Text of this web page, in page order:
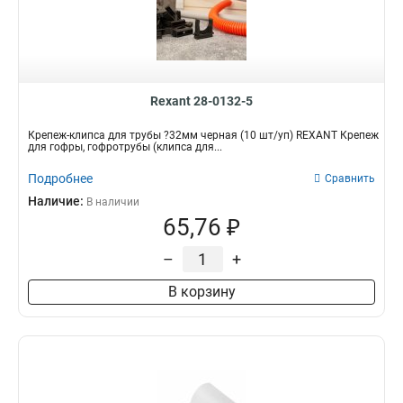
Rexant 28-0132-5
Крепеж-клипса для трубы ?32мм черная (10 шт/уп) REXANT Крепеж
для гофры, гофротрубы (клипса для...
Подробнее Сравнить
Наличие: В наличии
65,76 ₽
– +
В корзину